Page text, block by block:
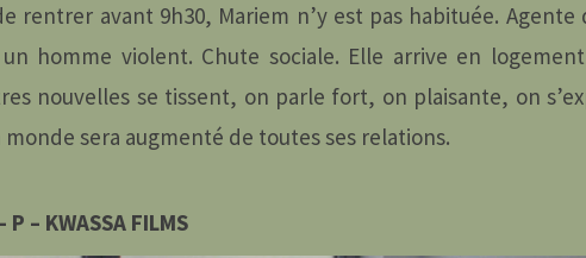
rentrer avant 9h30, Mariem n’y est pas habituée.
homme violent. Chute sociale. Elle arrive en logement
nouvelles se tissent, on parle fort, on plaisante, on
sera augmenté de toutes ses relations.
– KWASSA FILMS